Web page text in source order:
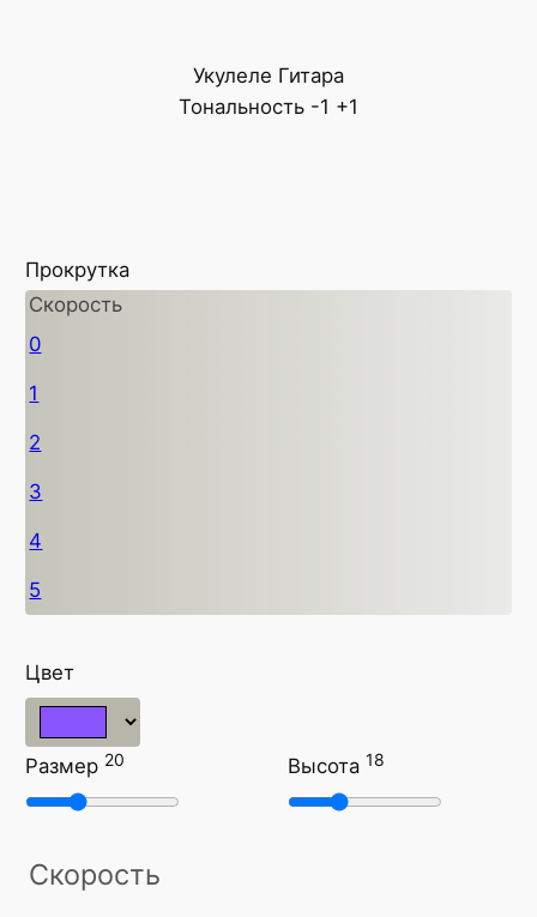
Укулеле Гитара
Тональность -1 +1
Прокрутка
Скорость
0
1
2
3
4
5
Цвет
Размер 20 Высота 18
Скорость